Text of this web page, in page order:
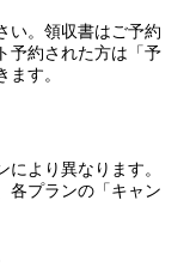
い。領収書はご予約
予約された方は「予
す。
より異なります。
各プランの「キャン